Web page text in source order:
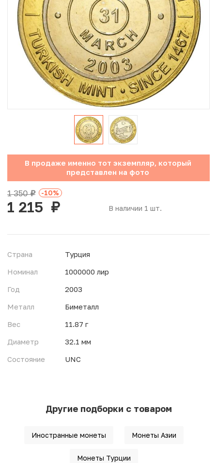
Юбилейные монеты Банка России (с 1999 года)
Памятные и инвестиционные монеты СССР и России
Иностранные монеты
Неофициальные выпуски монет (Unusual)
Античные и средневековые монеты
В продаже именно тот экземпляр, который
представлен на фото
В наличии 1 шт.
1 350руб. -10%
1 215 руб.
Страна
Турция
Номинал
1000000 лир
Год
2003
Металл
Биметалл
Вес
11.87 г
Диаметр
32.1 мм
Состояние
UNC
Другие подборки с товаром
Иностранные монеты Монеты Азии
Монеты Турции